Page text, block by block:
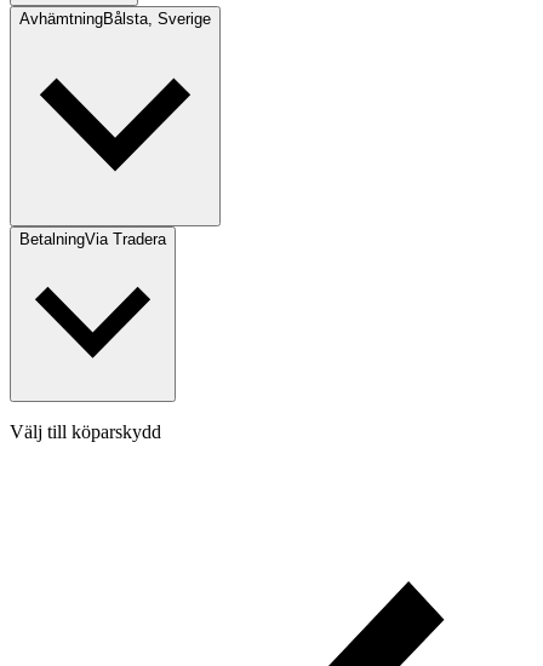
AvhämtningBålsta, Sverige
BetalningVia Tradera
Välj till köparskydd